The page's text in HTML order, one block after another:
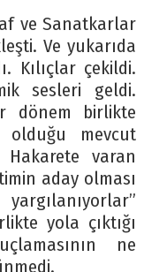
ve Sanatkarlar
Ve yukarıda
Kılıçlar çekildi.
sesleri geldi.
dönem birlikte
olduğu mevcut
varan
aday olması
yola çıktığı
ne